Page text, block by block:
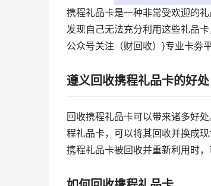
携程礼品卡是一种非常受欢迎的
发现自己无法充分利用这些礼品
公众号关注（财回收）}专业卡劵
遵义回收携程礼品卡的好处
回收携程礼品卡可以带来诸多好
程礼品卡，可以将其回收并换成
携程礼品卡被回收并重新利用时，